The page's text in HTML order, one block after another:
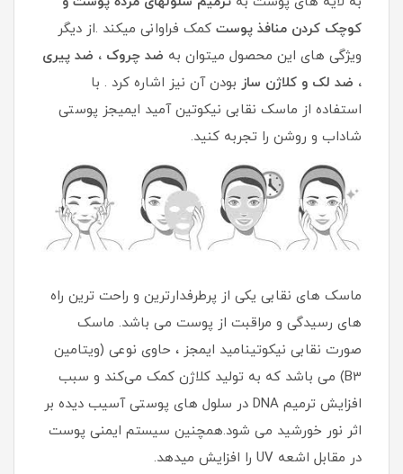
کوچک کردن منافذ پوست کمک فراوانی میکند .از دیگر
ویژگی های این محصول میتوان به ضد چروک ، ضد پیری
، ضد لک و کلاژن ساز بودن آن نیز اشاره کرد . با
استفاده از ماسک نقابی نیکوتین آمید ایمیجز پوستی
شاداب و روشن را تجربه کنید.
ماسک های نقابی یکی از پرطرفدارترین و راحت ترین راه
های رسیدگی و مراقبت از پوست می باشد. ماسک
صورت نقابی نیکوتینامید ایمجز ، حاوی نوعی (ویتامین
B3) می باشد که به تولید کلاژن کمک می‌کند و سبب
افزایش ترمیم DNA در سلول های پوستی آسیب دیده بر
اثر نور خورشید می شود.همچنین سیستم ایمنی پوست
در مقابل اشعه UV را افزایش میدهد.